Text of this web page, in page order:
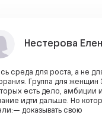
Нестерова
среда для роста, а не
Группа для женщин
есть дело, амбиции и
идти дальше. Но
доказывать свою